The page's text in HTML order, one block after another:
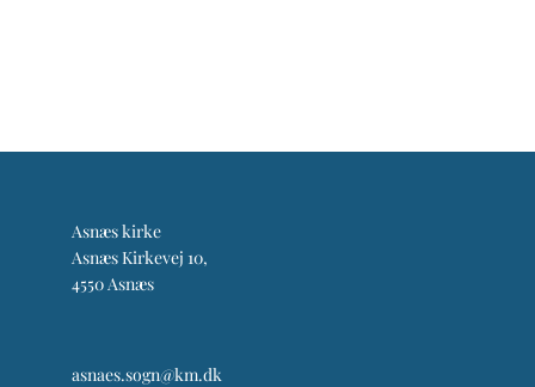
Asnæs kirke
Asnæs Kirkevej 10,
4550 Asnæs
asnaes.sogn@km.dk